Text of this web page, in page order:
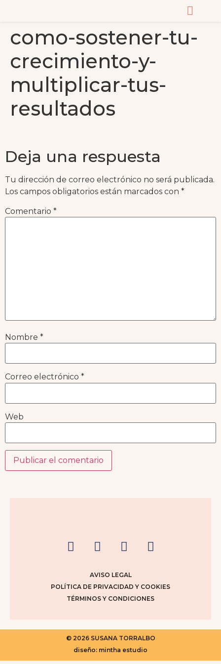
como-sostener-tu-
crecimiento-y-
multiplicar-tus-
resultados
Deja una respuesta
Tu dirección de correo electrónico no será publicada.
Los campos obligatorios están marcados con *
Comentario *
Nombre *
Correo electrónico *
Web
AVISO LEGAL
POLÍTICA DE PRIVACIDAD Y COOKIES
TÉRMINOS Y CONDICIONES
© 2026 SUSANA TORRALBO
diseño: mintha estudio